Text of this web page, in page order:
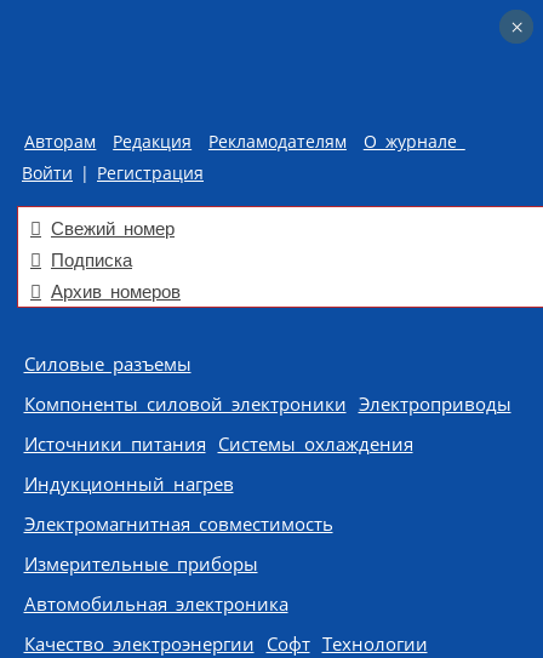
Авторам Редакция Рекламодателям
О журнале
Войти | Регистрация
Свежий номер
Подписка
Архив номеров
Skip to content
Силовые разъемы
Компоненты силовой электроники Электроприводы
Источники питания Системы охлаждения
Индукционный нагрев
Электромагнитная совместимость
Измерительные приборы
Автомобильная электроника
Качество электроэнергии Софт Технологии
×
×